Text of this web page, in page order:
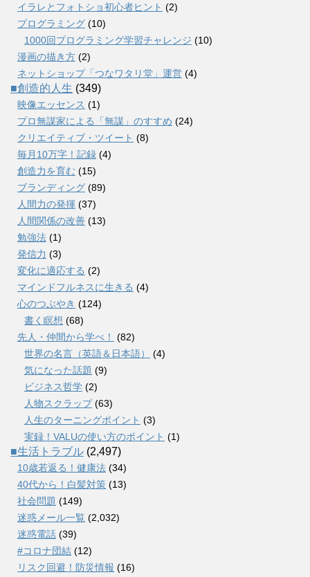
イラレとフォトショ初心者ヒント (2)
プログラミング (10)
1000回プログラミング学習チャレンジ (10)
漫画の描き方 (2)
ネットショップ「つなワタリ堂」運営 (4)
■創造的人生 (349)
映像エッセンス (1)
プロ無謀家による「無謀」のすすめ (24)
クリエイティブ・ツイート (8)
毎月10万字！記録 (4)
創造力を育む (15)
ブランディング (89)
人間力の発揮 (37)
人間関係の改善 (13)
勉強法 (1)
発信力 (3)
変化に適応する (2)
マインドフルネスに生きる (4)
心のつぶやき (124)
書く瞑想 (68)
先人・仲間から学べ！
(82)
世界の名言（英語＆日本語）
(4)
気になった話題 (9)
ビジネス哲学 (2)
人物スクラップ(63)
人生のターニングポイント (3)
実録！VALUの使い方のポイント (1)
■生活トラブル (2,497)
10歳若返る！健康法 (34)
40代から！白髪対策 (13)
社会問題 (149)
迷惑メール一覧 (2,032)
迷惑電話 (39)
#コロナ団結 (12)
リスク回避！防災情報 (16)